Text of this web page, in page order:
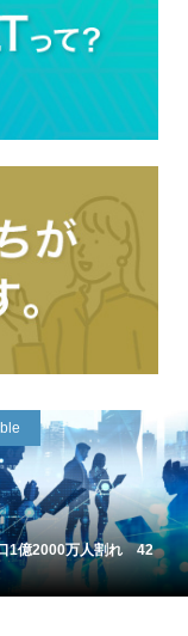
1億2000万人割れ 42